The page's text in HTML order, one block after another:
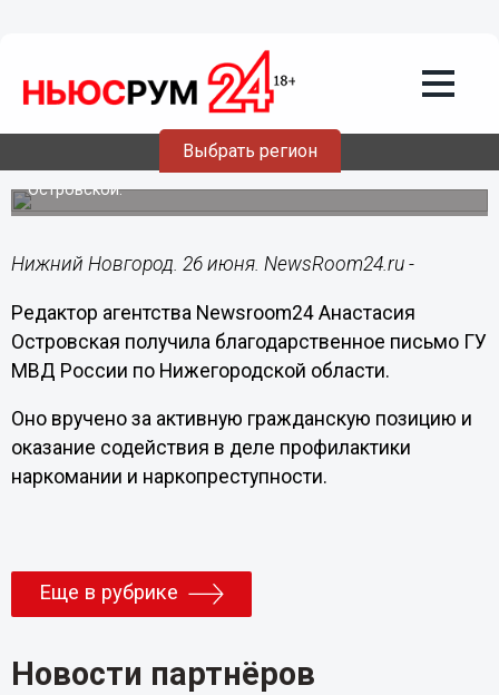
Выбрать регион
Newsroom24 награждено за помощь в
профилактике наркомании
ГУ МВД России по Нижегородской области выразило
благодарность редактору агентства Анастасии
Островской.
Нижний Новгород. 26 июня. NewsRoom24.ru -
Редактор агентства Newsroom24 Анастасия
Островская получила благодарственное письмо ГУ
МВД России по Нижегородской области.
Оно вручено за активную гражданскую позицию и
оказание содействия в деле профилактики
наркомании и наркопреступности.
Еще в рубрике
Новости партнёров